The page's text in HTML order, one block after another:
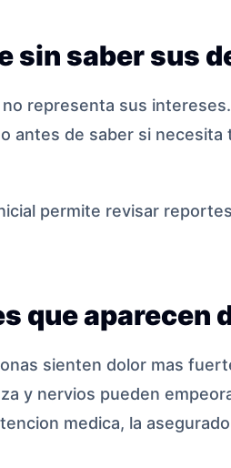
sin saber sus
representa sus
antes de saber si
permite revisar
que aparecen
sienten dolor mas
y nervios pueden
medica, la